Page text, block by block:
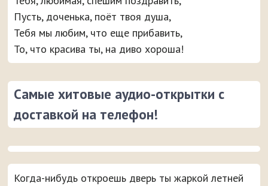
Пусть, доченька, поёт твоя душа,
Тебя мы любим, что еще прибавить,
То, что красива ты, на диво хороша!
Самые хитовые аудио-открытки с
доставкой на телефон!
Когда-нибудь откроешь дверь ты жаркой летней